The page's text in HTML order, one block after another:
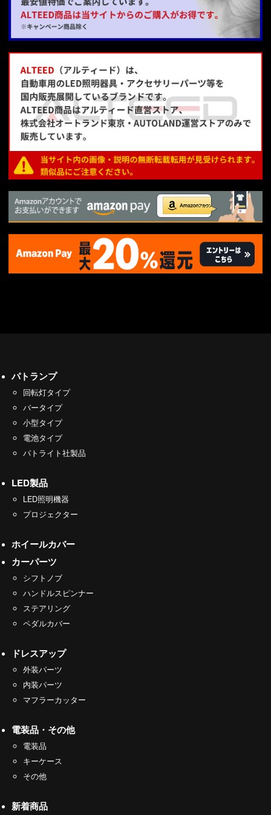
パトランプ
回転灯タイプ
バータイプ
小型タイプ
電池タイプ
パトライト社製品
LED製品
LED照明機器
プロジェクター
ホイールカバー
カーパーツ
シフトノブ
ハンドルスピンナー
ステアリング
ペダルカバー
ドレスアップ
外装パーツ
内装パーツ
マフラーカッター
電装品・その他
電装品
キーケース
その他
新着商品